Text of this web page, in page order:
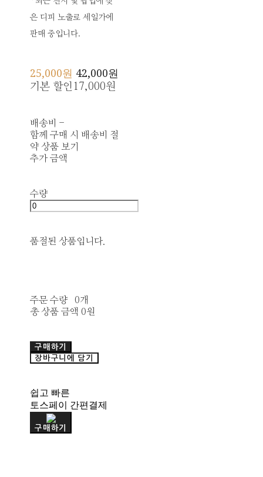
은 디피 노출로 세일가에
판매 중입니다.
25,000원 42,000원
기본 할인 17,000원
배송비 -
함께 구매 시 배송비 절
약 상품 보기
추가 금액
수량
품절된 상품입니다.
주문 수량
0개
총 상품 금액 0원
구매하기
장바구니에 담기
쉽고 빠른
토스페이 간편결제
구매하기